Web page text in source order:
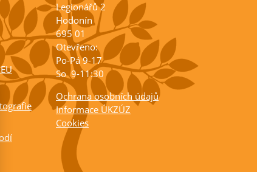
Legionářů 2
Hodonín
695 01
Otevřeno:
Po-Pá 9-17
So 9-11:30
Ochrana osobních údajů
Informace ÚKZÚZ
Cookies